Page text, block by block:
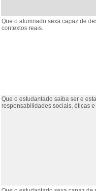
Que o alumnado sexa capaz de
contextos reais.
Que o estudantado saiba ser e
responsabilidades sociais, éticas